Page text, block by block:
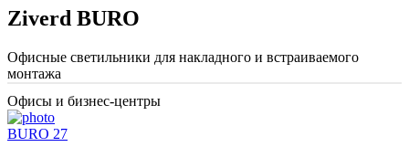
Ziverd BURO
Офисные светильники для накладного и встраиваемого
монтажа
Офисы и бизнес-центры
BURO 27